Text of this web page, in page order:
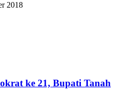
2018
ke 21, Bupati Tanah